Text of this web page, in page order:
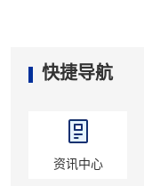
快捷导航
资讯中心